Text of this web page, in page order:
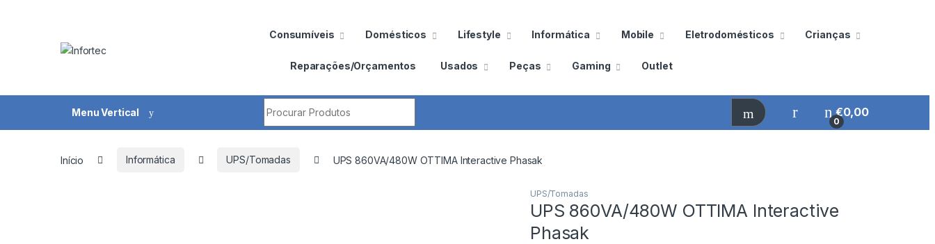
Consumíveis Domésticos Lifestyle Informática Mobile Eletrodomésticos Crianças
Reparações/Orçamentos Usados Peças Gaming Outlet
Menu Vertical
0
€0,00
Início Informática UPS/Tomadas UPS 860VA/480W OTTIMA Interactive Phasak
UPS/Tomadas
UPS 860VA/480W OTTIMA Interactive
Phasak